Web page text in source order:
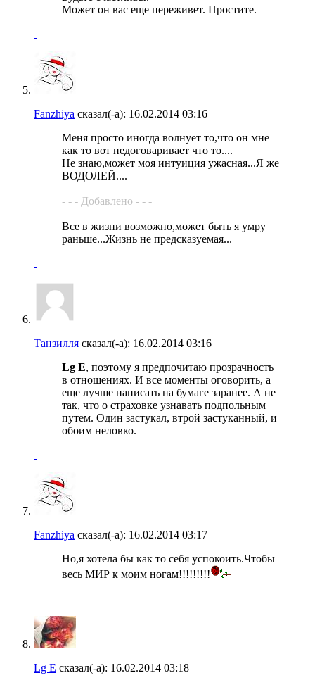
Может он вас еще переживет. Простите.
Fanzhiya сказал(-а): 16.02.2014 03:16
Меня просто иногда волнует то,что он мне
как то вот недоговаривает что то....
Не знаю,может моя интуиция ужасная...Я же
ВОДОЛЕЙ....
- - - Добавлено - - -
Все в жизни возможно,может быть я умру
раньше...Жизнь не предсказуемая...
Танзилля сказал(-а): 16.02.2014 03:16
Lg E, поэтому я предпочитаю прозрачность
в отношениях. И все моменты оговорить, а
еще лучше написать на бумаге заранее. А не
так, что о страховке узнавать подпольным
путем. Один застукал, втрой застуканный, и
обоим неловко.
Fanzhiya сказал(-а): 16.02.2014 03:17
Но,я хотела бы как то себя успокоить.Чтобы
весь МИР к моим ногам!!!!!!!!!
Lg E сказал(-а): 16.02.2014 03:18